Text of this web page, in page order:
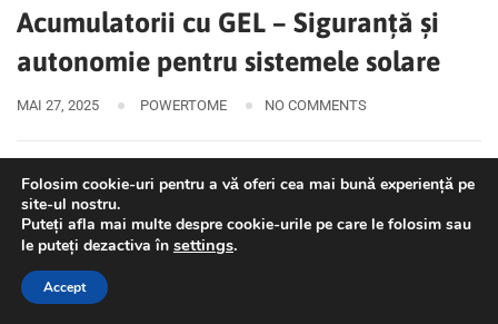
Acumulatorii cu GEL – Siguranță și
autonomie pentru sistemele solare
MAI 27, 2025 POWERTOME NO COMMENTS
Într-o piață energetică din ce în ce mai orientată spre
independență și eficiență, stocarea energiei a devenit o
componentă esențială a oricărui sistem fotovoltaic. Pentru
backup local,
Folosim cookie-uri pentru a vă oferi cea mai bună experiență pe
site-ul nostru.
Puteți afla mai multe despre cookie-urile pe care le folosim sau
le puteți dezactiva în settings.
Accept